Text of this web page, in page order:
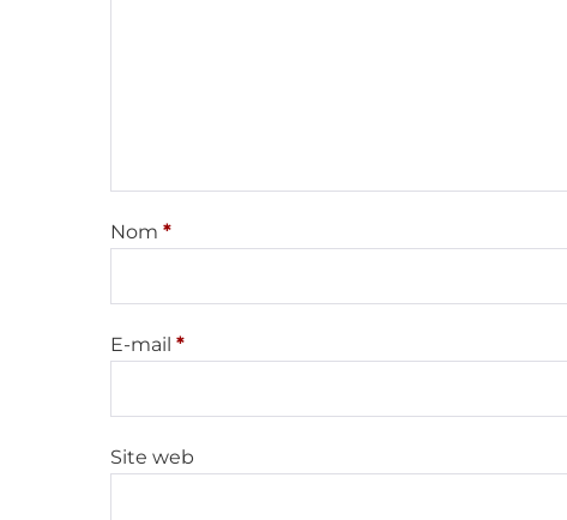
Nom *
E-mail *
Site web